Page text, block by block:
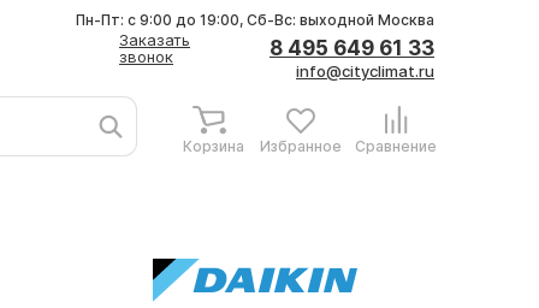
Заказать
звонок
8 495 649 61 33
info@cityclimat.ru
Пн-Пт: с 9:00 до 19:00, Сб-Вс: выходной Москва
Корзина Избранное Сравнение